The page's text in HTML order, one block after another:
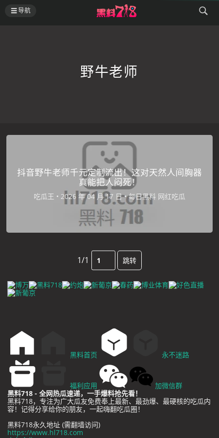
导航
野牛老师
抖音野牛老师千元定制流出！这对天然人间胸器
真能把人闷死！
吃瓜王 • •每日黑料 网红吃瓜
1/1 跳转
黑料首页 永不迷路
福利应用
加微信群
黑料718 - 全网热瓜速递，一手爆料抢先看！
黑料718，专注为广大瓜友免费奉上最新、最劲爆、最硬核的吃瓜内
容！记得分享给你的朋友，一起嗨翻吃瓜圈！
黑料718永久地址 (需翻墙访问)
https://www.hl718.com